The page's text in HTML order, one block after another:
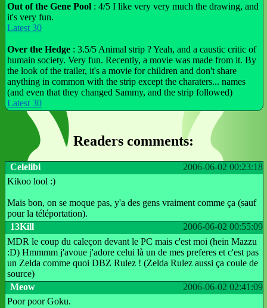
Out of the Gene Pool : 4/5 I like very very much the drawing, and
it's very fun.
Latest 30
Over the Hedge : 3.5/5 Animal strip ? Yeah, and a caustic critic of
humain society. Very fun. Recently, a movie was made from it. By
the look of the trailer, it's a movie for children and don't share
anything in common with the strip except the charaters... names
(and even that they changed Sammy, and the strip followed)
Latest 30
Readers comments:
2006-06-02 00:23:18
Celelibi
Kikoo lool :)
Mais bon, on se moque pas, y'a des gens vraiment comme ça (sauf
pour la téléportation).
2006-06-02 00:55:09
13Kill
MDR le coup du caleçon devant le PC mais c'est moi (hein Mazzu
:D) Hmmmm j'avoue j'adore celui là un de mes preferes et c'est pas
un Zelda comme quoi DBZ Rulez ! (Zelda Rulez aussi ça coule de
source)
2006-06-02 02:41:09
Meow
Poor poor Goku.